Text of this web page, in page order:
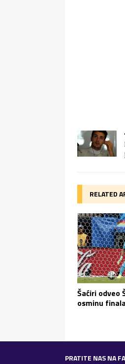
RELATED
Šaćiri odveo
osminu finala
PRATITE NAS NA